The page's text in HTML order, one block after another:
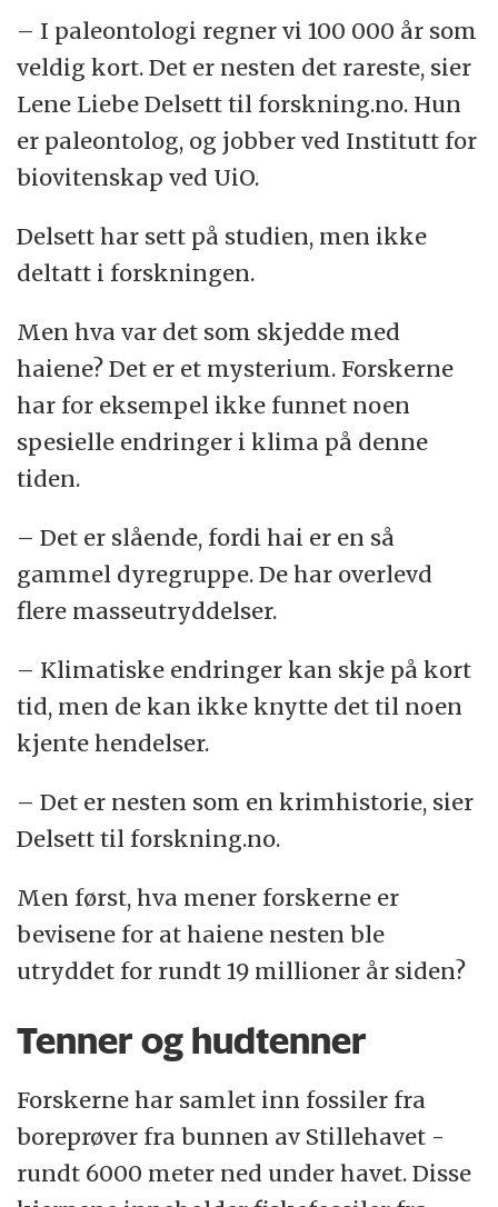
– I paleontologi regner vi 100 000 år som
veldig kort. Det er nesten det rareste, sier
Lene Liebe Delsett til forskning.no. Hun
er paleontolog, og jobber ved Institutt for
biovitenskap ved UiO.
Delsett har sett på studien, men ikke
deltatt i forskningen.
Men hva var det som skjedde med
haiene? Det er et mysterium. Forskerne
har for eksempel ikke funnet noen
spesielle endringer i klima på denne
tiden.
– Det er slående, fordi hai er en så
gammel dyregruppe. De har overlevd
flere masseutryddelser.
– Klimatiske endringer kan skje på kort
tid, men de kan ikke knytte det til noen
kjente hendelser.
– Det er nesten som en krimhistorie, sier
Delsett til forskning.no.
Men først, hva mener forskerne er
bevisene for at haiene nesten ble
utryddet for rundt 19 millioner år siden?
Tenner og hudtenner
Forskerne har samlet inn fossiler fra
boreprøver fra bunnen av Stillehavet -
rundt 6000 meter ned under havet. Disse